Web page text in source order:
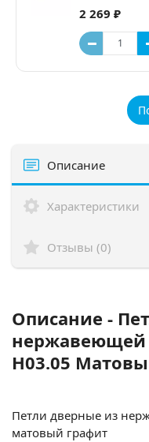
2 269 ₽
Описание
Характеристики
Отзывы (0)
Описание -
нержавеющей
H03.05
Петли дверные из
матовый графит